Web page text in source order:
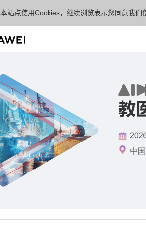
本站点使用Cookies，继续浏览表示您同意我们